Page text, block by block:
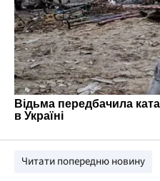
Читати попередню новину